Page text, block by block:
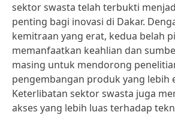
sektor swasta telah terbukti
penting bagi inovasi di Dakar.
kemitraan yang erat, kedua belah
memanfaatkan keahlian dan
masing untuk mendorong
pengembangan produk yang lebih
Keterlibatan sektor swasta juga
akses yang lebih luas terhadap